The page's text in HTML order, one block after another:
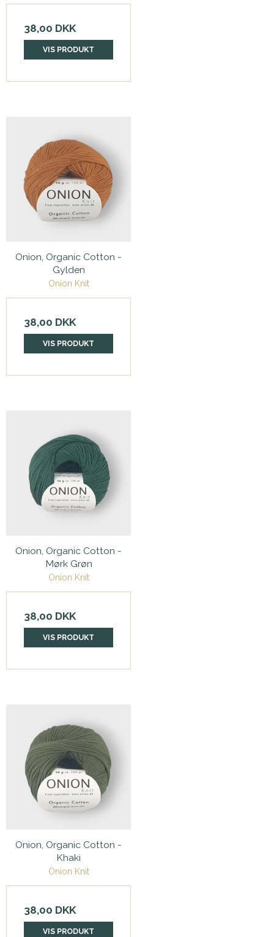
38,00 DKK
VIS PRODUKT
Onion, Organic Cotton -
Gylden
Onion Knit
38,00 DKK
VIS PRODUKT
Onion, Organic Cotton -
Mørk Grøn
Onion Knit
38,00 DKK
VIS PRODUKT
Onion, Organic Cotton -
Khaki
Onion Knit
38,00 DKK
VIS PRODUKT